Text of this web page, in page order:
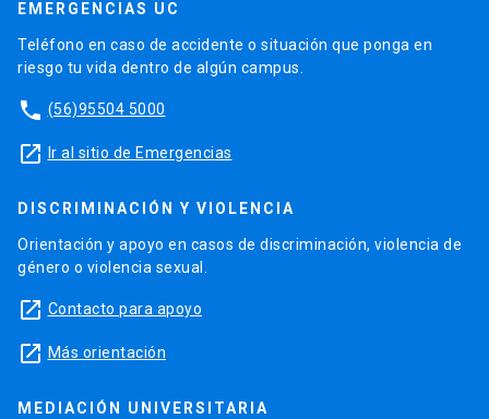
EMERGENCIAS UC
Teléfono en caso de accidente o situación que ponga en
riesgo tu vida dentro de algún campus.
phone (56)95504 5000
launch Ir al sitio de Emergencias
DISCRIMINACIÓN Y VIOLENCIA
Orientación y apoyo en casos de discriminación, violencia de
género o violencia sexual.
launch Contacto para apoyo
launch Más orientación
MEDIACIÓN UNIVERSITARIA